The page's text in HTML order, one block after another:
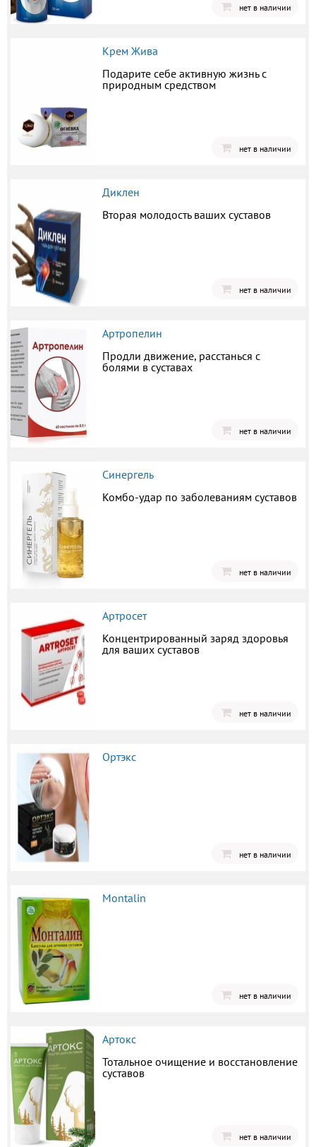
нет в наличии
Крем Жива
Подарите себе активную жизнь с
природным средством
нет в наличии
Диклен
Вторая молодость ваших суставов
нет в наличии
Артропелин
Продли движение, расстанься с
болями в суставах
нет в наличии
Синергель
Комбо-удар по заболеваниям суставов
нет в наличии
Артросет
Концентрированный заряд здоровья
для ваших суставов
нет в наличии
Ортэкс
нет в наличии
Montalin
нет в наличии
Артокс
Тотальное очищение и восстановление
суставов
нет в наличии